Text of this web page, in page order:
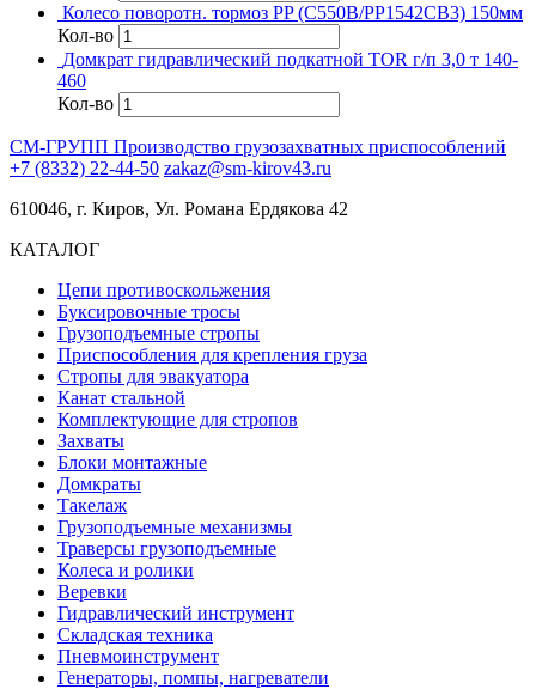
Колесо поворотн. тормоз PP (C550B/PP1542CB3) 150мм
Кол-во
Домкрат гидравлический подкатной TOR г/п 3,0 т 140-
460
Кол-во
СМ-ГРУПП Производство грузозахватных приспособлений
+7 (8332) 22-44-50 zakaz@sm-kirov43.ru
610046, г. Киров, Ул. Романа Ердякова 42
КАТАЛОГ
Цепи противоскольжения
Буксировочные тросы
Грузоподъемные стропы
Приспособления для крепления груза
Стропы для эвакуатора
Канат стальной
Комплектующие для стропов
Захваты
Блоки монтажные
Домкраты
Такелаж
Грузоподъемные механизмы
Траверсы грузоподъемные
Колеса и ролики
Веревки
Гидравлический инструмент
Складская техника
Пневмоинструмент
Генераторы, помпы, нагреватели